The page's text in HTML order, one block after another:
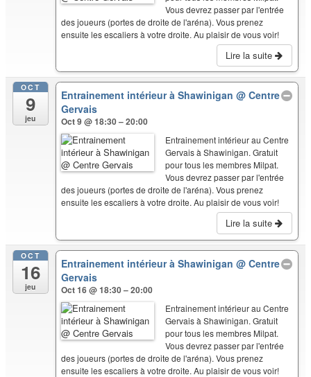
Vous devrez passer par l'entrée
des joueurs (portes de droite de l'aréna). Vous prenez
ensuite les escaliers à votre droite. Au plaisir de vous voir!
Lire la suite
OCT
9
jeu
Entrainement intérieur à Shawinigan@ Centre
Gervais
Oct 9 @ 18:30 – 20:00
Entrainement intérieur au Centre
Gervais à Shawinigan. Gratuit
pour tous les membres Milpat.
Vous devrez passer par l'entrée
des joueurs (portes de droite de l'aréna). Vous prenez
ensuite les escaliers à votre droite. Au plaisir de vous voir!
Lire la suite
OCT
16
jeu
Entrainement intérieur à Shawinigan@ Centre
Gervais
Oct 16 @ 18:30 – 20:00
Entrainement intérieur au Centre
Gervais à Shawinigan. Gratuit
pour tous les membres Milpat.
Vous devrez passer par l'entrée
des joueurs (portes de droite de l'aréna). Vous prenez
ensuite les escaliers à votre droite. Au plaisir de vous voir!